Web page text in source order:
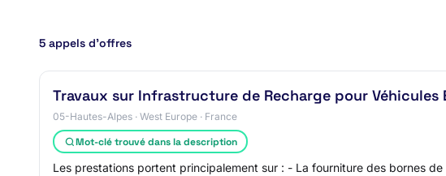
5 appels d’offres
Travaux sur Infrastructure de Recharge pour Véhicules
05-Hautes-Alpes · West Europe · France
Mot-clé trouvé dans la description
Les prestations portent principalement sur : - La fourniture des bornes